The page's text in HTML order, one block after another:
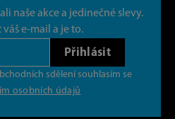
naše akce a jedinečné slevy.
váš e-mail a je to.
Přihlásit
sdělení souhlasím se
osobních údajů